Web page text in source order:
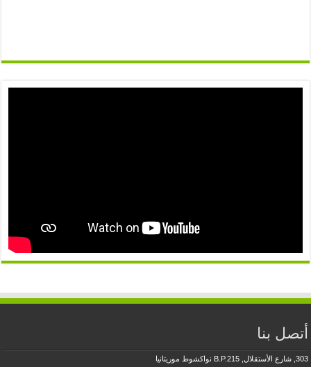
أتصل بنا
303, شارع الأستقلال, B.P.215 نواكشوط موريتانيا